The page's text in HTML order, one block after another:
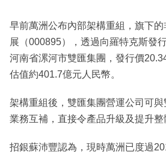
早前萬洲公布內部架構重組，旗下
展（000895），透過向羅特克斯發
河南省漯河市雙匯集團，發行價
估值約401.7億元人民幣。
架構重組後，雙匯集團營運公司可
業務互補，直接令產品升級及提升整
招銀蘇沛豐認為，現時萬洲已度過